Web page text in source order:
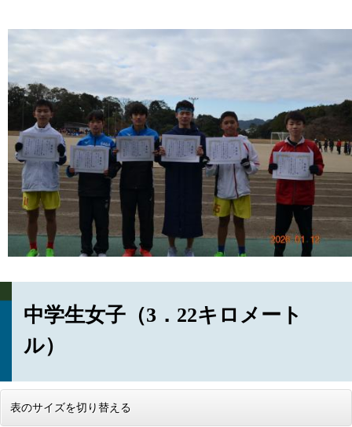
中学生女子（3．22キロメート
ル）
表のサイズを切り替える